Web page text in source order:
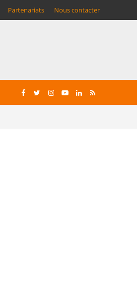
Partenariats Nous contacter